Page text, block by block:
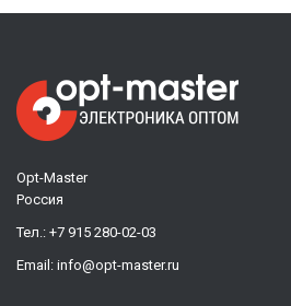
Opt-Master
Россия
Тел.: +7 915 280-02-03
Email: info@opt-master.ru